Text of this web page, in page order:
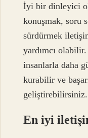
İyi bir dinleyici
konuşmak, soru
sürdürmek
yardımcı
insanlarla daha
kurabilir ve
geliştirebilirsiniz.
En iyi